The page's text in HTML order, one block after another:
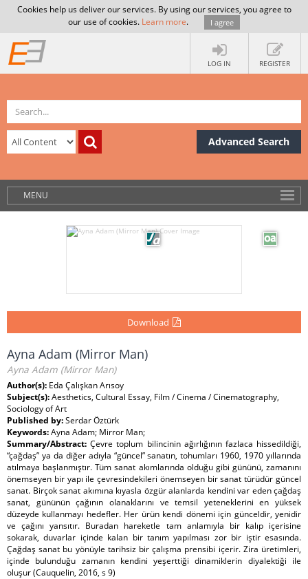
Cookies help us deliver our services. By using our services, you agree to
our use of cookies. Learn more. I agree
LOG IN REGISTER
Advanced Search
MENU
Download
Ayna Adam (Mirror Man)
Ayna Adam (Mirror Man)
Author(s): Eda Çalışkan Arısoy
Subject(s):Aesthetics, Cultural Essay, Film / Cinema / Cinematography,
Sociology of Art
Published by:Serdar Öztürk
Keywords:Ayna Adam; Mirror Man;
Summary/Abstract:Çevre toplum bilincinin ağırlığının fazlaca hissedildiği,
“çağdaş” ya da diğer adıyla “güncel” sanatın, tohumları 1960, 1970 yıllarında
atılmaya başlanmıştır. Tüm sanat akımlarında olduğu gibi gününü, zamanını
önemseyen bir yapı ile çevresindekileri önemseyen bir sanat türüdür güncel
sanat. Birçok sanat akımına kıyasla özgür alanlarda kendini var eden çağdaş
sanat, gününün çağının olanaklarını ve temsil yeteneklerini en yüksek
düzeyde kullanmayı hedefler. Her ürün kendi dönemi için günceldir, yenidir
ve çağını yansıtır. Buradan hareketle tam anlamıyla bir kalıp içerisine
sokarak, duvarlar içinde kalan bir tanım yapılması zor bir iştir esasında.
Çağdaş sanat bu yönüyle tarihsiz bir çalışma prensibi içerir. Zira üretimleri,
içinde bulunduğu zamanın kendini yeşerttiği dinamiklerin diyalektiği ile
oluşur (Cauquelin, 2016, s 9)